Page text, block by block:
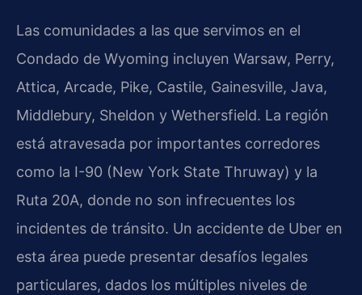
Las comunidades a las que servimos en el
Condado de Wyoming incluyen Warsaw, Perry,
Attica, Arcade, Pike, Castile, Gainesville, Java,
Middlebury, Sheldon y Wethersfield. La región
está atravesada por importantes corredores
como la I-90 (New York State Thruway) y la
Ruta 20A, donde no son infrecuentes los
incidentes de tránsito. Un accidente de Uber en
esta área puede presentar desafíos legales
particulares, dados los múltiples niveles de